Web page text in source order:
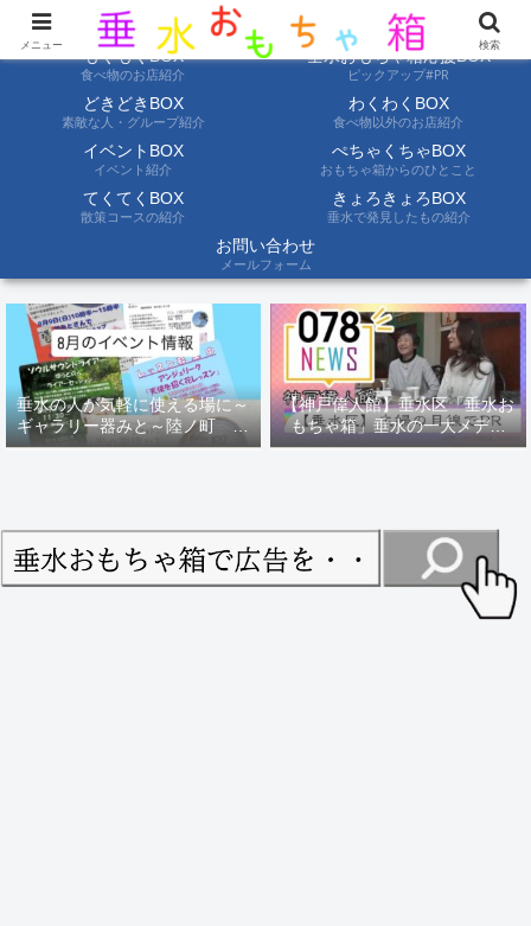
ようこそ垂水おもちゃ箱へ。垂水の情報を自分たちの目でみて聞いて伝えます
もぐもぐBOX
食べ物のお店紹介
垂水おもちゃ箱応援BOX
ピックアップ#PR
どきどきBOX
素敵な人・グループ紹介
わくわくBOX
食べ物以外のお店紹介
イベントBOX
イベント紹介
ぺちゃくちゃBOX
おもちゃ箱からのひとこと
てくてくBOX
散策コースの紹介
きょろきょろBOX
垂水で発見したもの紹介
お問い合わせ
メールフォーム
垂水の人が気軽に使える場に～
ギャラリー器みと～陸ノ町 ８
月のイベント情報
【神戸偉人館】垂水区「垂水お
もちゃ箱」垂水の一大メディ
ア！？｜神戸の魅力を凸インタ
メニュー 検索